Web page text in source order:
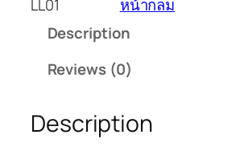
LL01
หน้ากลม
Description
Reviews (0)
Description